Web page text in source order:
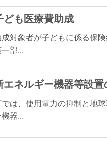
ども医療費助成
成対象者が子どもに係る保
部...
エネルギー機器等設置
では、使用電力の抑制と地
機器...